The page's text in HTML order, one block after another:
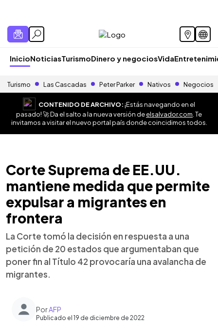
InicioNoticiasTurismoDinero y negociosVida
Turismo Las Cascadas Peter Parker Nativos Negocios
CONTENIDO DE ARCHIVO:¡Estás navegando en el
pasado! 🚀 Da el salto a la nueva versión deelsalvador.com . Te
invitamos a visitar el nuevo portal país donde coincidimos todos.
Corte Suprema de EE.UU.
mantiene medida que permite
expulsar a migrantes en
frontera
La Corte tomó la decisión en respuesta a una
petición de 20 estados que argumentaban que
poner fin al Título 42 provocaría una avalancha de
migrantes.
PorAFP
Publicado el 19 de diciembre de 2022